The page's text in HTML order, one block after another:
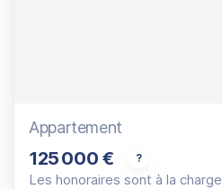
Appartement
125 000 € 3P traversant
Les honoraires sont à la